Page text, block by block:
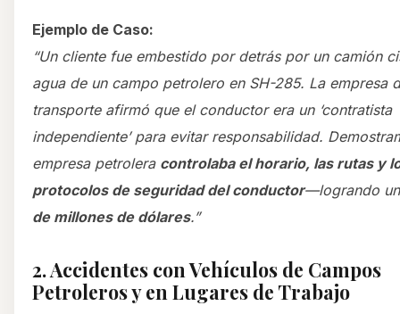
Ejemplo de Caso:
“Un cliente fue embestido por detrás por un camión
agua de un campo petrolero en SH-285. La empresa
transporte afirmó que el conductor era un ‘contratista
independiente’ para evitar responsabilidad.
empresa petrolera controlaba el horario, las rutas y
protocolos de seguridad del conductor—logrando
de millones de dólares.”
2. Accidentes con Vehículos de Campos
Petroleros y en Lugares de Trabajo